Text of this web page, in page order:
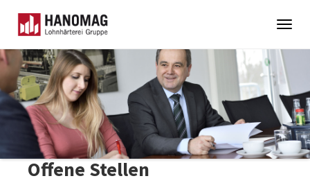
Skip
to
main
content
Offene Stellen